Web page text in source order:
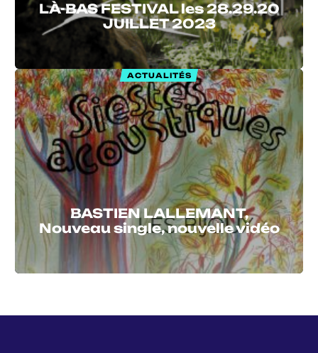
LÀ-BAS FESTIVAL les 28.29.20
JUILLET 2023
ACTUALITÉS
BASTIEN LALLEMANT,
Nouveau single, nouvelle vidéo